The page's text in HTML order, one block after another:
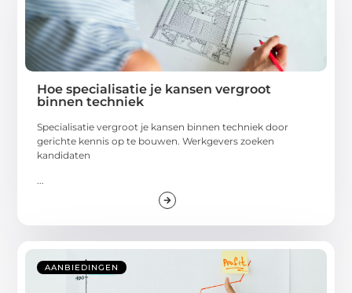
Hoe specialisatie je kansen vergroot
binnen techniek
Specialisatie vergroot je kansen binnen techniek door
gerichte kennis op te bouwen. Werkgevers zoeken
kandidaten
...
AANBIEDINGEN